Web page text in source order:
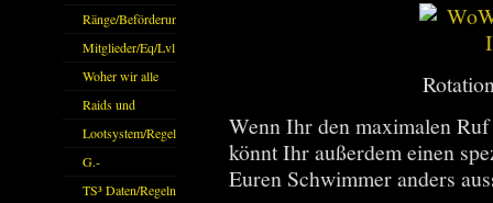
Ränge/Beförderungen
Mitglieder/Eq/Lvl
Woher wir alle
kommen.
Raids und
Zubehör
Lootsystem/Regeln
G.-
Sparkasse/Goldleihen
TS³ Daten/Regeln
Wenn Ihr den maximalen
könnt Ihr außerdem einen
Euren Schwimmer anders